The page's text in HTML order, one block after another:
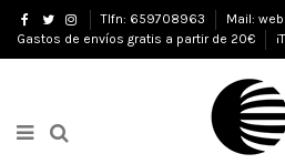
Tlfn: 659708963
Mail:
Gastos de envíos gratis a partir de 20€